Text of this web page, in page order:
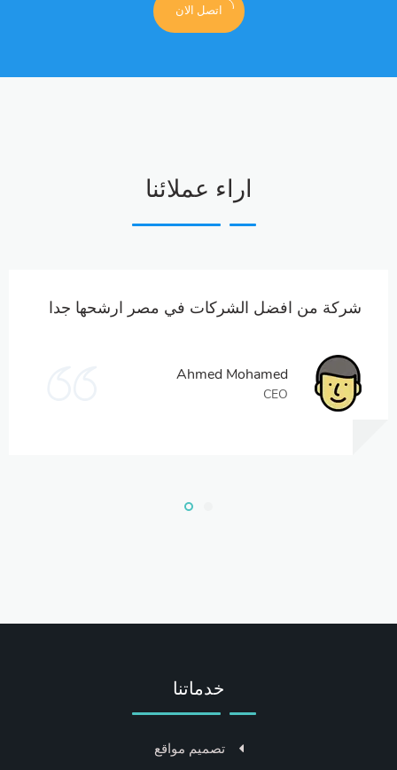
اتصل الان
اراء عملائنا
شركة من افضل الشركات في مصر ارشحها جدا
Ahmed Mohamed
CEO
خدماتنا
تصميم مواقع